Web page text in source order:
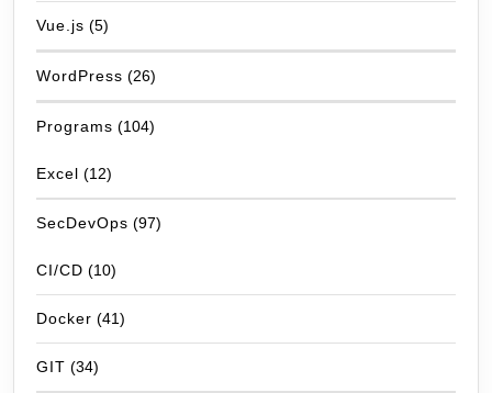
Vue.js (5)
WordPress (26)
Programs (104)
Excel (12)
SecDevOps (97)
CI/CD (10)
Docker (41)
GIT (34)